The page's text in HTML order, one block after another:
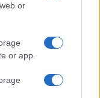
or
or app.